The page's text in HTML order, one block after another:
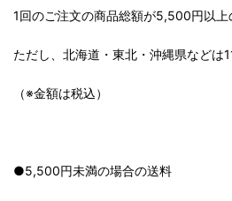
1回のご注文の商品総額が5,500円以上
ただし、北海道・東北・沖縄県などは
（※金額は税込）
●5,500円未満の場合の送料